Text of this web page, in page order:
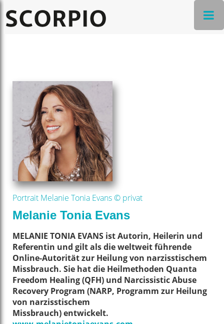
Portrait Melanie Tonia Evans © privat
Melanie Tonia Evans
MELANIE TONIA EVANS ist Autorin, Heilerin und
Referentin und gilt als die weltweit führende
Online-Autorität zur Heilung von narzisstischem
Missbrauch. Sie hat die Heilmethoden Quanta
Freedom Healing (QFH) und Narcissistic Abuse
Recovery Program (NARP, Programm zur Heilung
von narzisstischem
Missbrauch) entwickelt.